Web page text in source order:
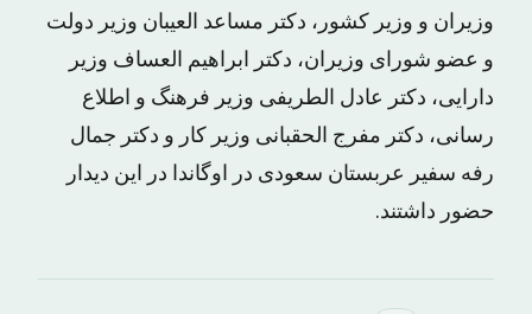
وزیران و وزیر کشور، دکتر مساعد العیبان وزیر دولت
و عضو شورای وزیران، دکتر ابراهیم العساف وزیر
دارایی، دکتر عادل الطریفی وزیر فرهنگ و اطلاع
رسانی، دکتر مفرج الحقبانی وزیر کار و دکتر جمال
رفه سفیر عربستان سعودی در اوگاندا در این دیدار
حضور داشتند.